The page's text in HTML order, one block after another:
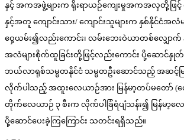
နှင့် အကအဖွဲ့များက ရိုးရာယဉ်ကျေးမှုအကအလှတို့ဖြင့် ကပြ
နှင့်အတူ ကျောင်းသား/ ကျောင်းသူများက နှစ်နိုင်ငံအလံမ
ဝှေ့ယမ်း၍လည်းကောင်း၊ လမ်းဘေးဝဲယာတစ်လျှော
အလံများစိုက်ထူခြင်းတို့ဖြင့်လည်းကောင်း ပို့ဆောင်
ဘယ်လာရုစ်သမ္မတနိုင်ငံ သမ္မတဦးဆောင်သည့် အဆင့်
လိုက်ပါသည့် အထူးလေယာဉ်အား မြန်မာ့တပ်မတော် (လ
တိုက်လေယာဉ် ၃ စီးက လိုက်ပါခြံရံပျံသန်း၍ မြန်မာ့
ပို့ဆောင်ပေးခဲ့ကြကြောင်း သတင်းရရှိသည်။